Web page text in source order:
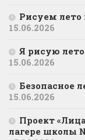
Рисуем лето
15.06.2026
Я рисую лето
15.06.2026
Безопасное
15.06.2026
Проект
лагере школы